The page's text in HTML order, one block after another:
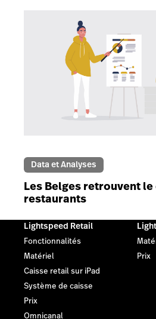
Data et Analyses
Les Belges retrouvent
restaurants
Lightspeed Retail
Fonctionnalités
Matériel
Caisse retail sur iPad
Système de caisse
Prix
Omnicanal
Prix